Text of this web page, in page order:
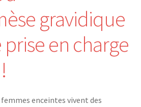
gravidique
prise en charge
femmes enceintes vivent des